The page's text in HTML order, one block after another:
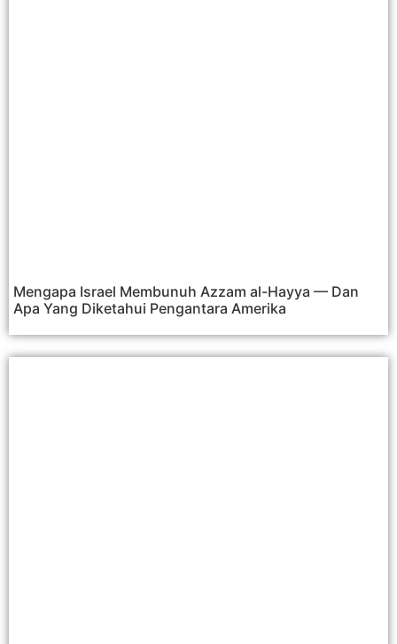
Mengapa Israel Membunuh Azzam al-Hayya — Dan
Apa Yang Diketahui Pengantara Amerika